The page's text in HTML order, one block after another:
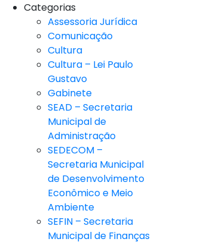
Categorias
Assessoria Jurídica
Comunicação
Cultura
Cultura – Lei Paulo
Gustavo
Gabinete
SEAD – Secretaria
Municipal de
Administração
SEDECOM –
Secretaria Municipal
de Desenvolvimento
Econômico e Meio
Ambiente
SEFIN – Secretaria
Municipal de Finanças